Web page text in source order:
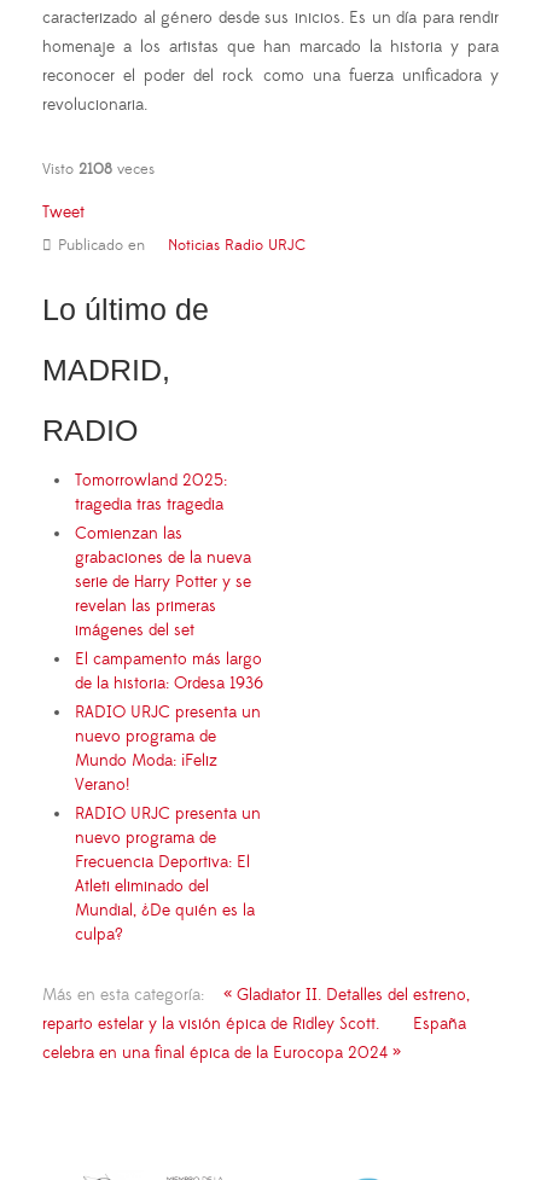
caracterizado al género desde sus inicios. Es un día para rendir
homenaje a los artistas que han marcado la historia y para
reconocer el poder del rock como una fuerza unificadora y
revolucionaria.
Visto 2108 veces
Tweet
Publicado en Noticias Radio URJC
Lo último de
MADRID,
RADIO
Tomorrowland 2025:
tragedia tras tragedia
Comienzan las
grabaciones de la nueva
serie de Harry Potter y se
revelan las primeras
imágenes del set
El campamento más largo
de la historia: Ordesa 1936
RADIO URJC presenta un
nuevo programa de
Mundo Moda: ¡Feliz
Verano!
RADIO URJC presenta un
nuevo programa de
Frecuencia Deportiva: El
Atleti eliminado del
Mundial, ¿De quién es la
culpa?
Más en esta categoría:
« Gladiator II. Detalles del estreno,
reparto estelar y la visión épica de Ridley Scott.
España
celebra en una final épica de la Eurocopa 2024 »